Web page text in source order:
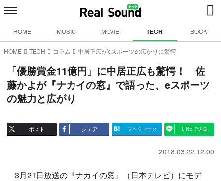
HOME MUSIC MOVIE TECH BOOK
HOME TECH コラム 中居正広がeスポーツの広がりに驚愕
「優勝賞金11億円」に中居正広も驚愕！ 佐
藤かよが『ナカイの窓』で語った、eスポーツ
の魅力と広がり
ポスト シェア ブックマーク LINEで送る
2018.03.22 12:00
3月21日放送の『ナカイの窓』（日本テレビ）にモデ